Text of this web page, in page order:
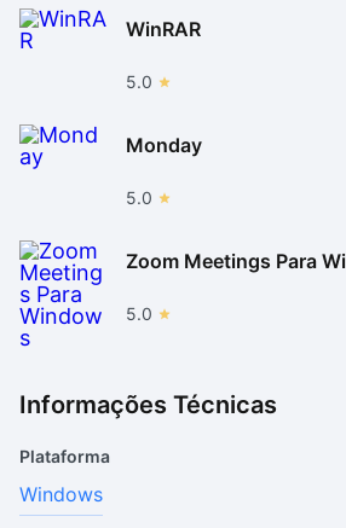
WinRAR
5.0
Monday
5.0
Zoom Meetings Para
5.0
Informações Técnicas
Plataforma
Windows